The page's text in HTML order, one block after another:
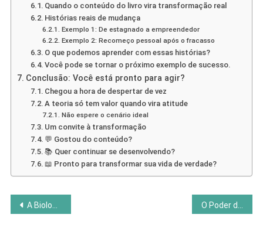
Quando o conteúdo do livro vira transformação real
Histórias reais de mudança
Exemplo 1: De estagnado a empreendedor
Exemplo 2: Recomeço pessoal após o fracasso
O que podemos aprender com essas histórias?
Você pode se tornar o próximo exemplo de sucesso.
Conclusão: Você está pronto para agir?
Chegou a hora de despertar de vez
A teoria só tem valor quando vira atitude
Não espere o cenário ideal
Um convite à transformação
💬 Gostou do conteúdo?
📚 Quer continuar se desenvolvendo?
📖 Pronto para transformar sua vida de verdade?
Navegação
A Biologia da Crença: Transforme sua vida com a mente